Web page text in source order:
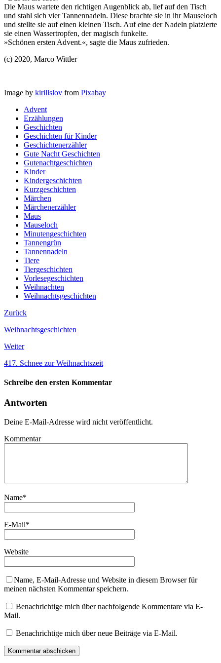
Die Maus wartete den richtigen Augenblick ab, lief auf den Tisch
und stahl sich vier Tannennadeln. Diese brachte sie in ihr Mauseloch
und stellte sie auf einen kleinen Tisch. Auf eine der Nadeln platzierte
sie einen Wassertropfen, der magisch funkelte.
»Schönen ersten Advent.«, sagte die Maus zufrieden.
(c) 2020, Marco Wittler
Image by kirillslov from Pixabay
Advent
Erzählungen
Geschichten
Geschichten für Kinder
Geschichtenerzähler
Gute Nacht Geschichten
Gutenachtgeschichten
Kinder
Kindergeschichten
Kurzgeschichten
Märchen
Märchenerzähler
Maus
Mauseloch
Minutengeschichten
Tannengrün
Tannennadeln
Tiere
Tiergeschichten
Vorlesegeschichten
Weihnachten
Weihnachtsgeschichten
Zurück
Weihnachtsgeschichten
Weiter
417. Schnee zur Weihnachtszeit
Schreibe den ersten Kommentar
Antworten
Deine E-Mail-Adresse wird nicht veröffentlicht.
Kommentar
Name*
E-Mail*
Website
Name, E-Mail-Adresse und Website in diesem Browser für
meinen nächsten Kommentar speichern.
Benachrichtige mich über nachfolgende Kommentare via E-
Mail.
Benachrichtige mich über neue Beiträge via E-Mail.